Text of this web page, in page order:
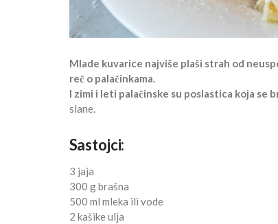
Mlade kuvarice najviše plaši strah od
reč o palačinkama.
I zimi i leti palačinske su poslastica koja se
slane.
Sastojci:
3 jaja
300 g brašna
500 ml mleka ili vode
2 kašike ulja